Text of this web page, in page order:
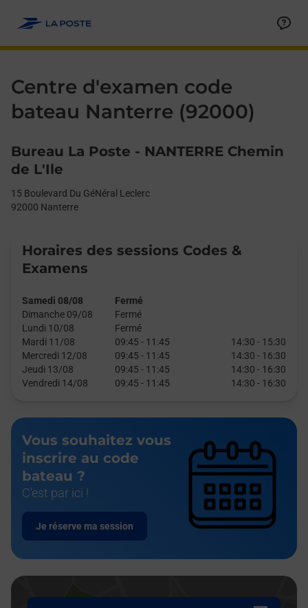
Centre d'examen code
bateau Nanterre (92000)
Bureau La Poste - NANTERRE Chemin
de L'Ile
15 Boulevard Du GéNéral Leclerc
92000 Nanterre
Horaires des sessions Codes &
Examens
Samedi 08/08
Fermé
Dimanche 09/08
Fermé
Lundi 10/08
Fermé
Mardi 11/08
09:45 - 11:45 14:30 - 15:30
Mercredi 12/08
09:45 - 11:45 14:30 - 16:30
Jeudi 13/08
09:45 - 11:45 14:30 - 16:30
Vendredi 14/08
09:45 - 11:45 14:30 - 16:30
Vous souhaitez vous
inscrire au code
bateau ?
C'est par ici !
Je réserve ma session